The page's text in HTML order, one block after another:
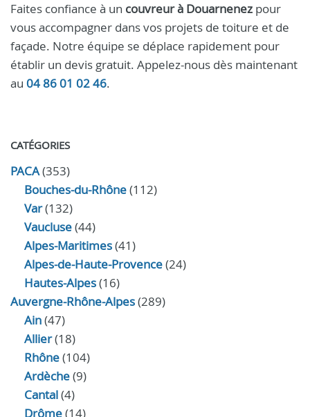
Faites confiance à un couvreur à Douarnenez pour
vous accompagner dans vos projets de toiture et de
façade. Notre équipe se déplace rapidement pour
établir un devis gratuit. Appelez-nous dès maintenant
au 04 86 01 02 46.
CATÉGORIES
PACA(353)
Bouches-du-Rhône(112)
Var(132)
Vaucluse(44)
Alpes-Maritimes(41)
Alpes-de-Haute-Provence(24)
Hautes-Alpes(16)
Auvergne-Rhône-Alpes(289)
Ain(47)
Allier(18)
Rhône(104)
Ardèche(9)
Cantal(4)
Drôme(14)